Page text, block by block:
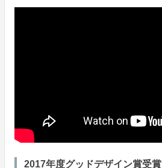
2017年度グッドデザイン賞受賞